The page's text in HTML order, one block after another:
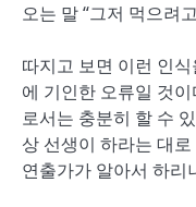
오는 말 “그저 먹으려
따지고 보면 이런 인
에 기인한 오류일 것
로서는 충분히 할 수
상 선생이 하라는 대
연출가가 알아서 하리